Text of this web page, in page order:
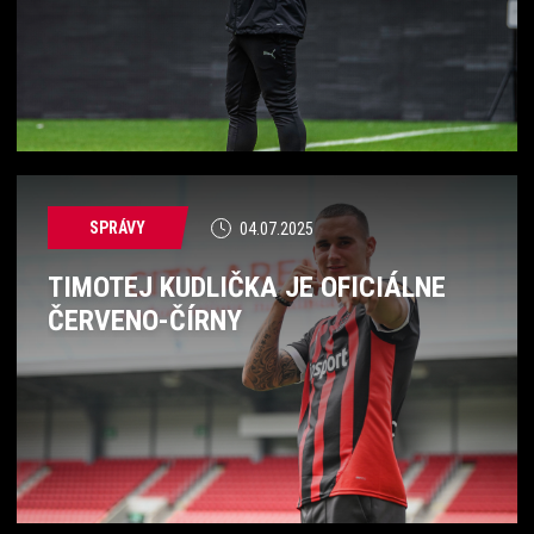
SPRÁVY 04.07.2025
TIMOTEJ KUDLIČKA JE OFICIÁLNE
ČERVENO-ČÍRNY